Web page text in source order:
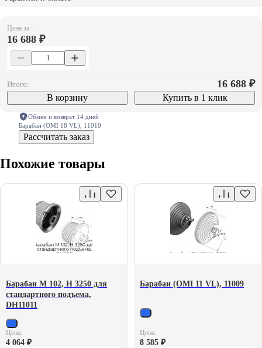
Цена за :
16 688 ₽
Итого: 16 688 ₽
В корзину Купить в 1 клик
Обмен и возврат 14 дней
Барабан (OMI 18 VL), 11010
Рассчитать заказ
Похожие товары
Барабан М 102, Н 3250 для
стандартного подъема,
DH11011
Цена:
4 064 ₽
Барабан (OMI 11 VL), 11009
Цена:
8 585 ₽